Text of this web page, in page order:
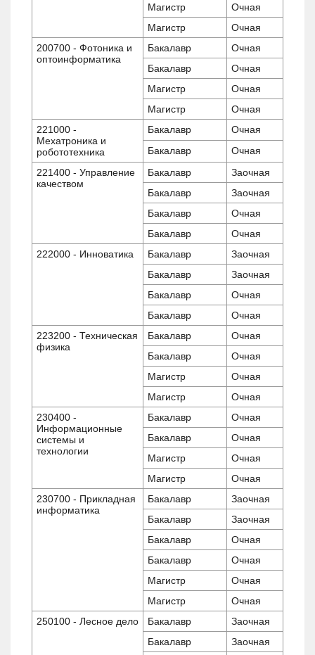
Магистр
Очная
Магистр
Очная
200700 - Фотоника и
оптоинформатика
Бакалавр
Очная
Бакалавр
Очная
Магистр
Очная
Магистр
Очная
221000 -
Мехатроника и
робототехника
Бакалавр
Очная
Бакалавр
Очная
221400 - Управление
качеством
Бакалавр
Заочная
Бакалавр
Заочная
Бакалавр
Очная
Бакалавр
Очная
222000 - Инноватика
Бакалавр
Заочная
Бакалавр
Заочная
Бакалавр
Очная
Бакалавр
Очная
223200 - Техническая
физика
Бакалавр
Очная
Бакалавр
Очная
Магистр
Очная
Магистр
Очная
230400 -
Информационные
системы и
технологии
Бакалавр
Очная
Бакалавр
Очная
Магистр
Очная
Магистр
Очная
230700 - Прикладная
информатика
Бакалавр
Заочная
Бакалавр
Заочная
Бакалавр
Очная
Бакалавр
Очная
Магистр
Очная
Магистр
Очная
250100 - Лесное дело
Бакалавр
Заочная
Бакалавр
Заочная